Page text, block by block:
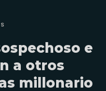
e
a otros
millonario